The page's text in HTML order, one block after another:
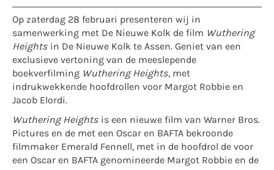
Op zaterdag 28 februari presenteren wij in
samenwerking met De Nieuwe Kolk de film Wuthering
Heights in De Nieuwe Kolk te Assen. Geniet van een
exclusieve vertoning van de meeslepende
boekverfilming Wuthering Heights, met
indrukwekkende hoofdrollen voor Margot Robbie en
Jacob Elordi.
Wuthering Heights is een nieuwe film van Warner Bros.
Pictures en de met een Oscar en BAFTA bekroonde
filmmaker Emerald Fennell, met in de hoofdrol de voor
een Oscar en BAFTA genomineerde Margot Robbie en de